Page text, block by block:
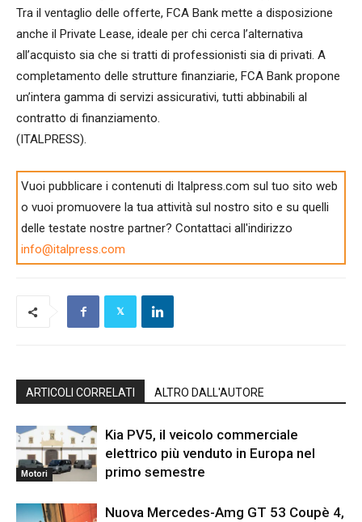
Tra il ventaglio delle offerte, FCA Bank mette a disposizione
anche il Private Lease, ideale per chi cerca l’alternativa
all’acquisto sia che si tratti di professionisti sia di privati. A
completamento delle strutture finanziarie, FCA Bank propone
un’intera gamma di servizi assicurativi, tutti abbinabili al
contratto di finanziamento.
(ITALPRESS).
Vuoi pubblicare i contenuti di Italpress.com sul tuo sito web
o vuoi promuovere la tua attività sul nostro sito e su quelli
delle testate nostre partner? Contattaci all'indirizzo
info@italpress.com
ARTICOLI CORRELATI ALTRO DALL'AUTORE
Motori
Kia PV5, il veicolo commerciale
elettrico più venduto in Europa nel
primo semestre
Nuova Mercedes-Amg GT 53 Coupè 4,